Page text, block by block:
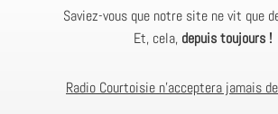
Saviez-vous que notre site ne vit que
Et, cela, depuis toujours !
Radio Courtoisie n’acceptera jamais